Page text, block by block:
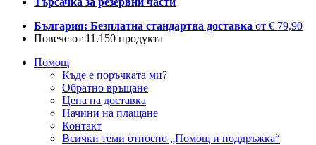
България: Безплатна стандартна доставка от € 79,90
Повече от 11.150 продукта
Помощ
Къде е поръчката ми?
Обратно връщане
Цена на доставка
Начини на плащане
Контакт
Всички теми относно „Помощ и поддръжка“